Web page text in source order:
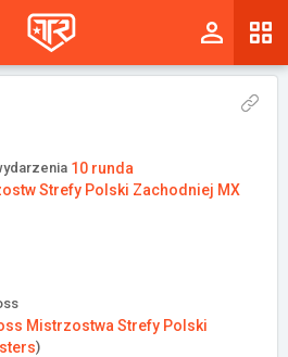
10 runda
Strefy Polski Zachodniej MX
Mistrzostwa Strefy Polski
)